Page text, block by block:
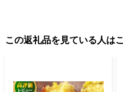
この返礼品を見ている人は